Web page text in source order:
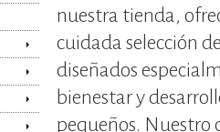
nuestra tienda,
cuidada selección
diseñados
bienestar y
pequeños. Nuestro